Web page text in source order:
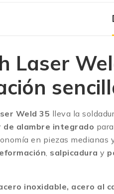
Laser
Weld 35 lleva la
de alambre integrado
en piezas medianas
, salpicadura y
inoxidable, acero al